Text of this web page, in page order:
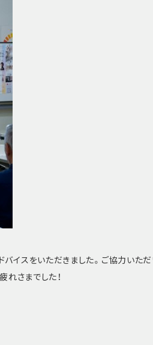
イスをいただきました。ご協力いた
れさまでした！